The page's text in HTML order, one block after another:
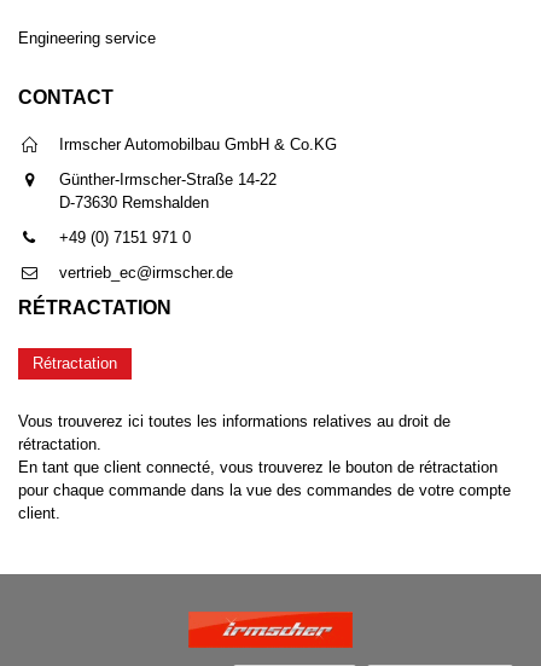
Engineering service
CONTACT
Irmscher Automobilbau GmbH & Co.KG
Günther-Irmscher-Straße 14-22
D-73630 Remshalden
+49 (0) 7151 971 0
vertrieb_ec@irmscher.de
RÉTRACTATION
Rétractation
Vous trouverez ici toutes les informations relatives au droit de
rétractation.
En tant que client connecté, vous trouverez le bouton de rétractation
pour chaque commande dans la vue des commandes de votre compte
client.